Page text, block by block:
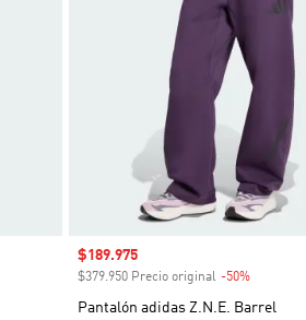
Precio de venta
$189.975
$379.950 Precio original -50%Descuento
Pantalón adidas Z.N.E. Barrel